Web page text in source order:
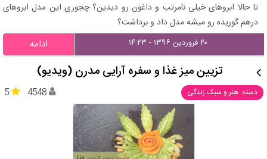
تا حالا ابروهای خیلی نامرتب و داغون رو دیدین؟ چجوری این مدل ابروهای
درهم گوریده رو میشه مدل داد و برداشت؟
۲۰ فروردین ۱۳۹۶ - ۱۴:۲۳ ادامه
تزیین میز غذا و سفره آرایی مدرن (ویدیو)
دسته: هنر و سبک زندگی 5 4548